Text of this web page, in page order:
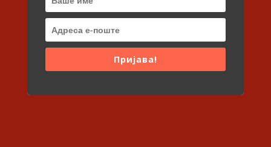
Пријава!